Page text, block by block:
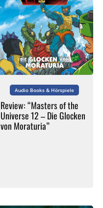
Audio Books & Hörspiele
Review: “Masters of the
Universe 12 – Die Glocken
von Moraturia”